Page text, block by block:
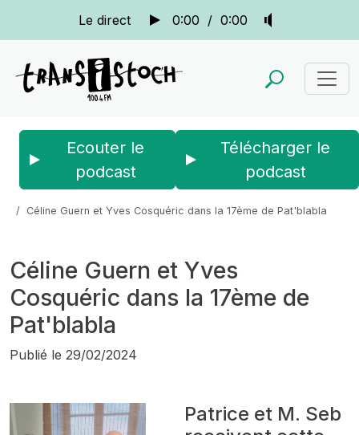
Le direct 0:00 / 0:00
Ecouter le
podcast
Télécharger le
podcast
Céline Guern et Yves Cosquéric dans la 17ème de Pat'blabla
Céline Guern et Yves
Cosquéric dans la 17ème de
Pat'blabla
Publié le 29/02/2024
Patrice et M. Seb